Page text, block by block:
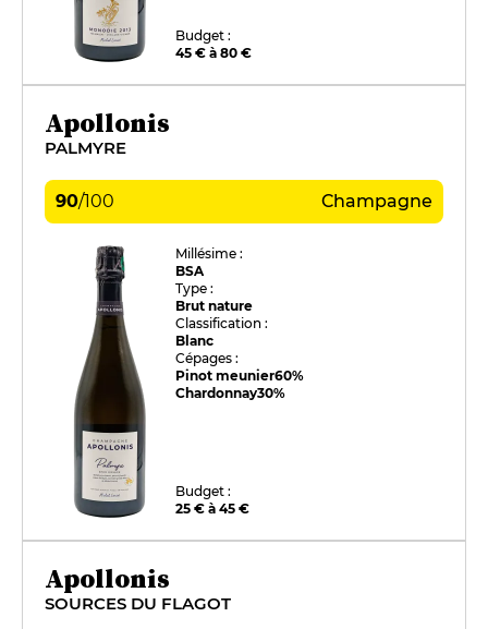
Budget :
45 € à 80 €
Apollonis
PALMYRE
90/100 Champagne
Millésime :
BSA
Type :
Brut nature
Classification :
Blanc
Cépages :
Pinot meunier60%
Chardonnay30%
Budget :
25 € à 45 €
Apollonis
SOURCES DU FLAGOT